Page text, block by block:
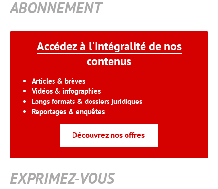
ABONNEMENT
Accédez à l'intégralité de nos
contenus
Articles & brèves
Vidéos & infographies
Longs formats & dossiers juridiques
Reportages & enquêtes
Découvrez nos offres
EXPRIMEZ-VOUS